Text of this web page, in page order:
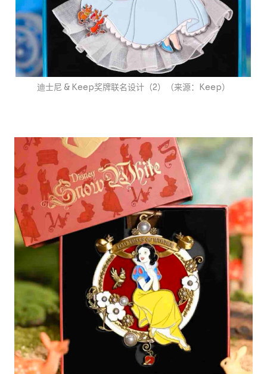
迪士尼 & Keep奖牌联名设计（2）（来源：Keep）